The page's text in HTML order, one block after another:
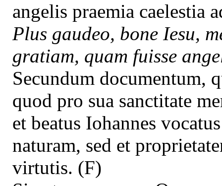
angelis praemia caelestia
Plus gaudeo, bone Iesu,
gratiam, quam fuisse
Secundum documentum,
quod pro sua sanctitate
et beatus Iohannes
naturam, sed et
virtutis. (F)